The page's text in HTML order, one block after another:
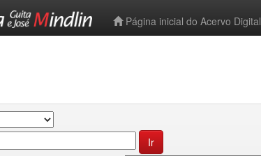
Página inicial do Acervo Digital